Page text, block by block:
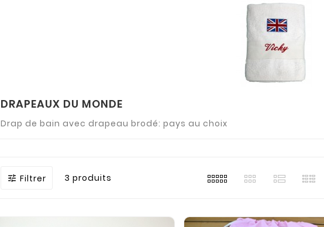
DRAPEAUX DU MONDE
Drap de bain avec drapeau brodé: pays au choix
 Filtrer 3 produits